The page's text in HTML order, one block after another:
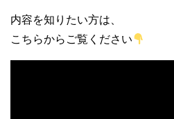
内容を知りたい方は、
こちらからご覧ください